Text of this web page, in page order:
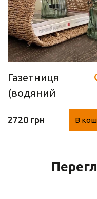
Газетниця
(водяний
гіацинт, 34 х 33 х
29 см)
2720 грн В